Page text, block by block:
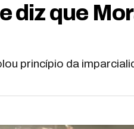
diz que
princípio da